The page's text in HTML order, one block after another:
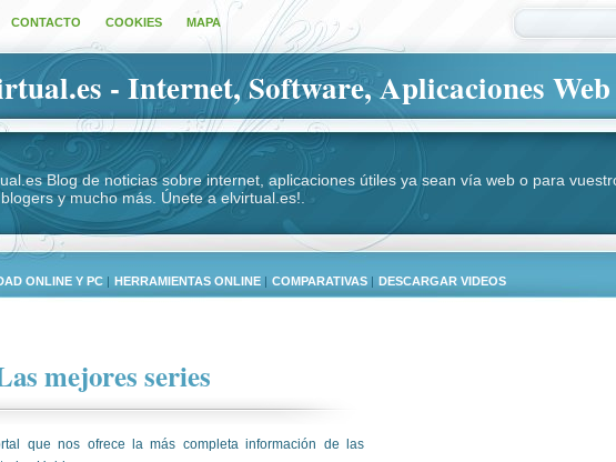
CONTACTO COOKIES MAPA
- Internet, Software, Aplicaciones Web
Blog de noticias sobre internet, aplicaciones útiles ya sean vía web o para
y mucho más. Únete a elvirtual.es!.
ONLINE Y PC | HERRAMIENTAS ONLINE | COMPARATIVAS | DESCARGAR VIDEOS
mejores series
que nos ofrece la más completa información de las